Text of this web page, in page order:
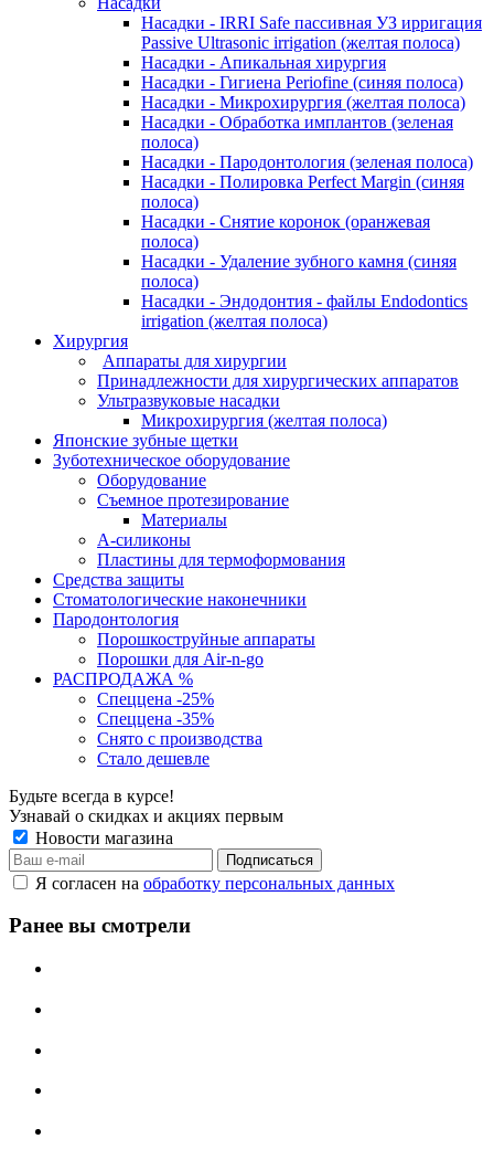
Насадки - IRRI Safe пассивная УЗ ирригация
Passive Ultrasonic irrigation (желтая полоса)
Насадки - Апикальная хирургия
Насадки - Гигиена Periofine (синяя полоса)
Насадки - Микрохирургия (желтая полоса)
Насадки - Обработка имплантов (зеленая
полоса)
Насадки - Пародонтология (зеленая полоса)
Насадки - Полировка Perfect Margin (синяя
полоса)
Насадки - Снятие коронок (оранжевая
полоса)
Насадки - Удаление зубного камня (синяя
полоса)
Насадки - Эндодонтия - файлы Endodontics
irrigation (желтая полоса)
Хирургия
Аппараты для хирургии
Принадлежности для хирургических аппаратов
Ультразвуковые насадки
Микрохирургия (желтая полоса)
Японские зубные щетки
Зуботехническое оборудование
Оборудование
Съемное протезирование
Материалы
А-силиконы
Пластины для термоформования
Средства защиты
Стоматологические наконечники
Пародонтология
Порошкоструйные аппараты
Порошки для Air-n-go
РАСПРОДАЖА %
Спеццена -25%
Спеццена -35%
Снято с производства
Стало дешевле
Будьте всегда в курсе!
Узнавай о скидках и акциях первым
Новости магазина
Я согласен на обработку персональных данных
Ранее вы смотрели